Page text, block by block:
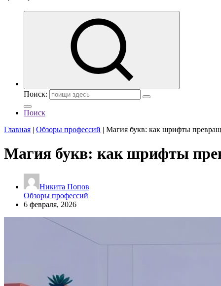
Поиск:
Поиск
Главная | Обзоры профессий | Магия букв: как шрифты
Магия букв: как шрифты
Никита Попов
Обзоры профессий
6 февраля, 2026